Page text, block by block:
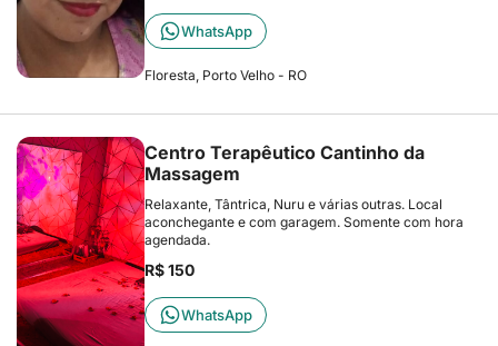
WhatsApp
Floresta, Porto Velho - RO
Centro Terapêutico Cantinho da
Massagem
Relaxante, Tântrica, Nuru e várias outras. Local
aconchegante e com garagem. Somente com hora
agendada.
R$ 150
WhatsApp